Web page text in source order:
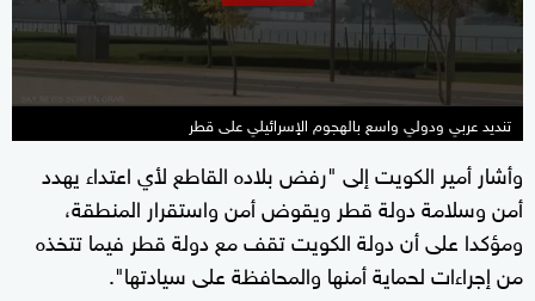
تنديد عربي ودولي واسع بالهجوم الإسرائيلي على قطر
وأشار أمير الكويت إلى "رفض بلاده القاطع لأي اعتداء يهدد
أمن وسلامة دولة قطر ويقوض أمن واستقرار المنطقة،
ومؤكدا على أن دولة الكويت تقف مع دولة قطر فيما تتخذه
من إجراءات لحماية أمنها والمحافظة على سيادتها".